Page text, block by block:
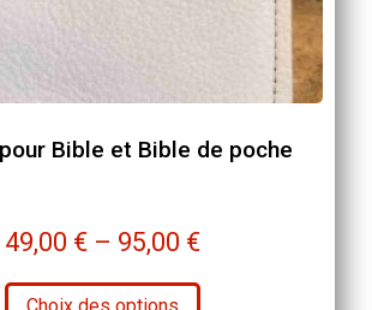
Bible et Bible de poche
49,00 € – 95,00 €
Choix des options
Ce